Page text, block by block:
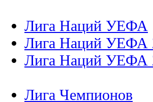
Лига Наций УЕФА
Лига Наций УЕФА
Лига Наций УЕФА
Лига Чемпионов